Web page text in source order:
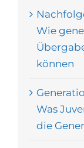
Wie
können
Was
die